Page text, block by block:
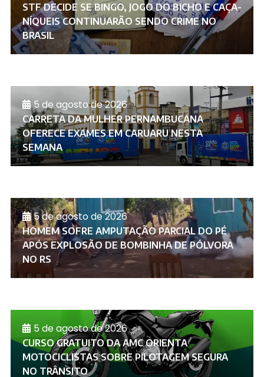
STF DECIDE SE BINGO, JOGO DO BICHO E CAÇA-
NÍQUEIS CONTINUARÃO SENDO CRIME NO
BRASIL
5 de agosto de 2026
CARRETA DA MULHER PERNAMBUCANA
OFERECE EXAMES EM CARUARU NESTA
SEMANA
5 de agosto de 2026
HOMEM SOFRE AMPUTAÇÃO PARCIAL DO PÉ
APÓS EXPLOSÃO DE BOMBINHA DE PÓLVORA
NO RS
5 de agosto de 2026
CURSO GRATUITO DA AMC ORIENTA
MOTOCICLISTAS SOBRE PILOTAGEM SEGURA
NO TRÂNSITO